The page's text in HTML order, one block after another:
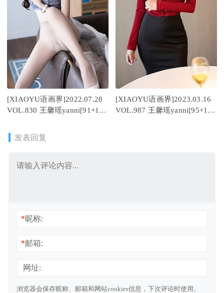
[XIAOYU语画界]2022.07.28
VOL.830 王馨瑶yanni[91+1P
[XIAOYU语画界]2023.03.16
VOL.987 王馨瑶yanni[95+1P
发表回复
*昵称:
*邮箱:
网址:
浏览器会保存昵称、邮箱和网站cookies信息，下次评论时使用。